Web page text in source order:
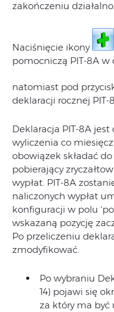
zakończeniu
Naciśnięcie ikony
pomocniczą PIT-8A
natomiast pod
deklaracji rocznej PIT-
Deklaracja PIT-8A
wyliczenia co
obowiązek składać
pobierający
wypłat. PIT‑8A
naliczonych wypłat
konfiguracji w polu
wskazaną pozycję
Po przeliczeniu
zmodyfikować.
Po wybraniu
14) pojawi się
za który ma być